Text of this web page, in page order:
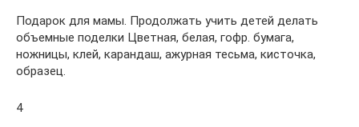
Подарок для мамы. Продолжать учить детей делать
объемные поделки Цветная, белая, гофр. бумага,
ножницы, клей, карандаш, ажурная тесьма, кисточка,
образец.
4